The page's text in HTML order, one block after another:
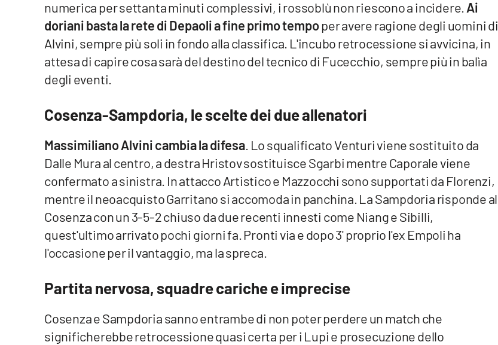
Streaming
LaC Network
Vibo Valentia
Lamezia Terme
numerica per settanta minuti complessivi, i rossoblù non riescono a incidere. Ai
doriani basta la rete di Depaoli a fine primo tempoper avere ragione degli uomini di
Alvini, sempre più soli in fondo alla classifica. L'incubo retrocessione si avvicina, in
attesa di capire cosa sarà del destino del tecnico di Fucecchio, sempre più in balìa
degli eventi.
Cosenza-Sampdoria, le scelte dei due allenatori
Massimiliano Alvini cambia la difesa . Lo squalificato Venturi viene sostituito da
Dalle Mura al centro, a destra Hristov sostituisce Sgarbi mentre Caporale viene
confermato a sinistra. In attacco Artistico e Mazzocchi sono supportati da Florenzi,
mentre il neoacquisto Garritano si accomoda in panchina. La Sampdoria risponde al
Cosenza con un 3-5-2 chiuso da due recenti innesti come Niang e Sibilli,
quest'ultimo arrivato pochi giorni fa. Pronti via e dopo 3' proprio l'ex Empoli ha
l'occasione per il vantaggio, ma la spreca.
Partita nervosa, squadre cariche e imprecise
Cosenza e Sampdoria sanno entrambe di non poter perdere un match che
significherebbe retrocessione quasi certa per i Lupi e prosecuzione dello